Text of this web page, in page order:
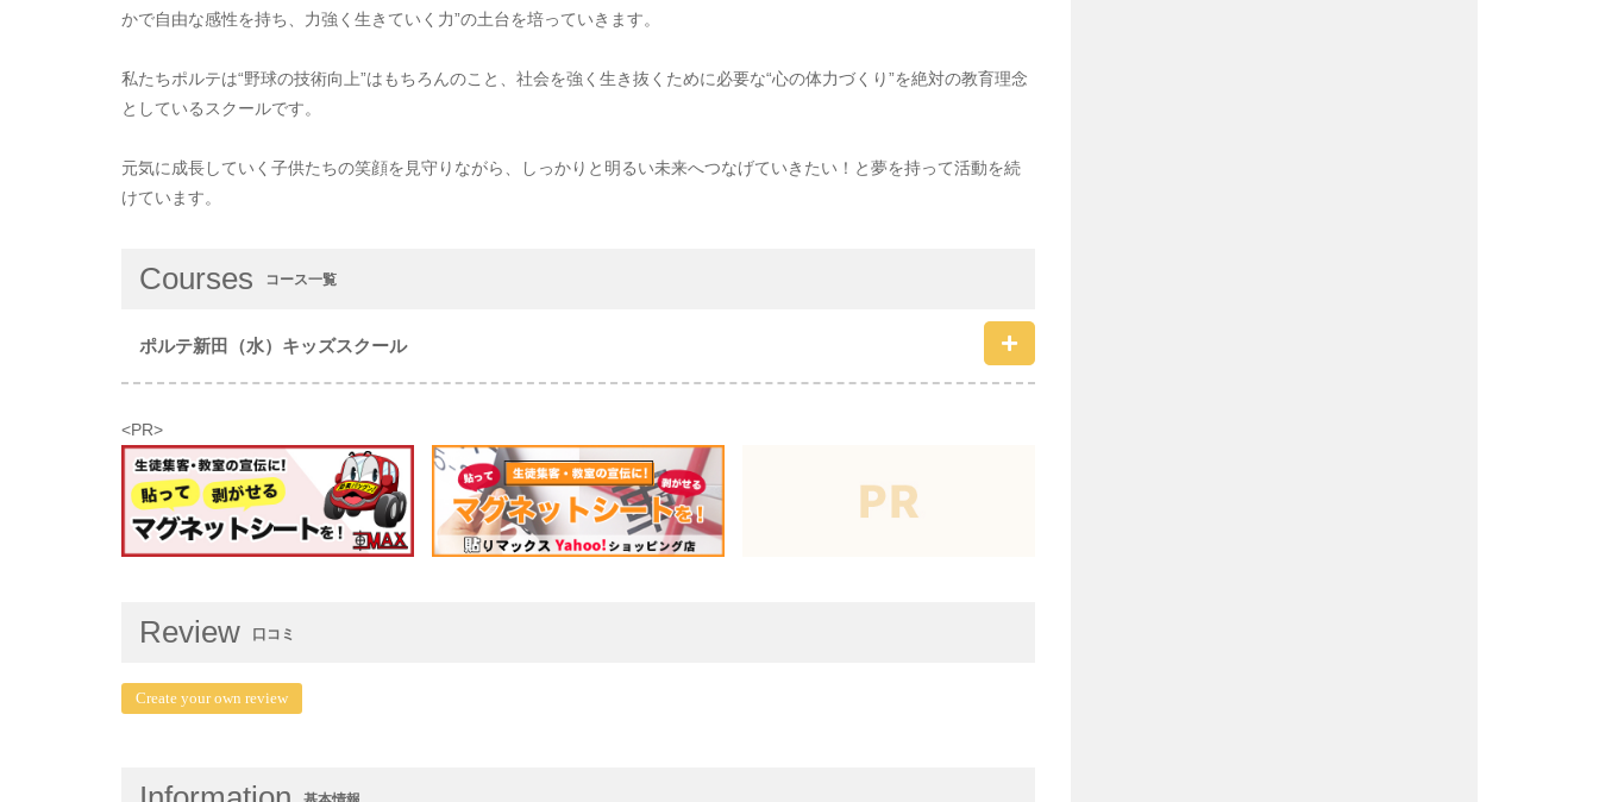
かで自由な感性を持ち、力強く生きていく力”の土台を培っていきます。
私たちポルテは“野球の技術向上”はもちろんのこと、社会を強く生き抜くために必要な“心の体力づくり”を絶対の教育理念
としているスクールです。
元気に成長していく子供たちの笑顔を見守りながら、しっかりと明るい未来へつなげていきたい！と夢を持って活動を続
けています。
Courses コース一覧
ポルテ新田（水）キッズスクール
<PR>
Review 口コミ
Create your own review